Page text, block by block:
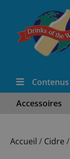
Contenus
Accessoires
Accueil / Cidre /